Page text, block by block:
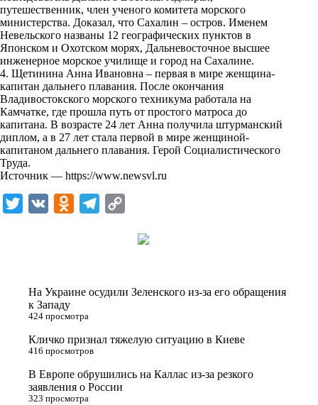
путешественник, член ученого комитета морского
министерства. Доказал, что Сахалин – остров. Именем
Невельского названы 12 географических пунктов в
Японском и Охотском морях, Дальневосточное высшее
инженерное морское училище и город на Сахалине.
4. Щетинина Анна Ивановна – первая в мире женщина-
капитан дальнего плавания. После окончания
Владивостокского морского техникума работала на
Камчатке, где прошла путь от простого матроса до
капитана. В возрасте 24 лет Анна получила штурманский
диплом, а в 27 лет стала первой в мире женщиной-
капитаном дальнего плавания. Герой Социалистического
Труда.
Источник — https://www.newsvl.ru
a
s
n
i
m
k
На Украине осудили Зеленского из-за его обращения
к Западу
424 просмотра
Кличко признал тяжелую ситуацию в Киеве
416 просмотров
В Европе обрушились на Каллас из-за резкого
заявления о России
323 просмотра